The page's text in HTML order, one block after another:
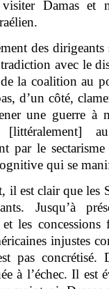
visiter Damas et
des
avec le
la coalition au
d’un côté,
une guerre à
par le
qui se
il est clair que les
Jusqu’à
les
injustes
pas concrétisé.
à l’échec. Il est